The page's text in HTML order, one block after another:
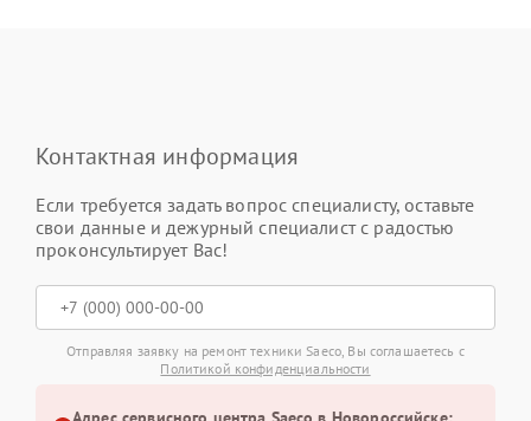
Контактная информация
Если требуется задать вопрос специалисту, оставьте
свои данные и дежурный специалист с радостью
проконсультирует Вас!
Отправляя заявку на ремонт техники Saeco, Вы соглашаетесь с
Политикой конфиденциальности